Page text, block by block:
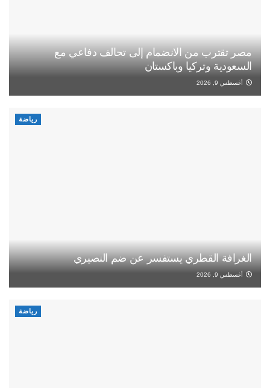
مصر تقترب من الانضمام إلى تحالف دفاعي مع
السعودية وتركيا وباكستان
أغسطس 9, 2026
رياضة
الغرافة القطري يستفسر عن ضم النصيري
أغسطس 9, 2026
رياضة